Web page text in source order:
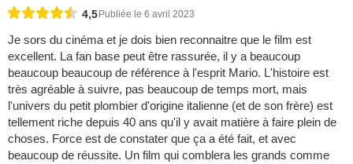
4,5 Publiée le 6 avril 2023
Je sors du cinéma et je dois bien reconnaitre que le film est
excellent. La fan base peut être rassurée, il y a beaucoup
beaucoup beaucoup de référence à l'esprit Mario. L'histoire est
très agréable à suivre, pas beaucoup de temps mort, mais
l'univers du petit plombier d'origine italienne (et de son frère) est
tellement riche depuis 40 ans qu'il y avait matière à faire plein de
choses. Force est de constater que ça a été fait, et avec
beaucoup de réussite. Un film qui comblera les grands comme